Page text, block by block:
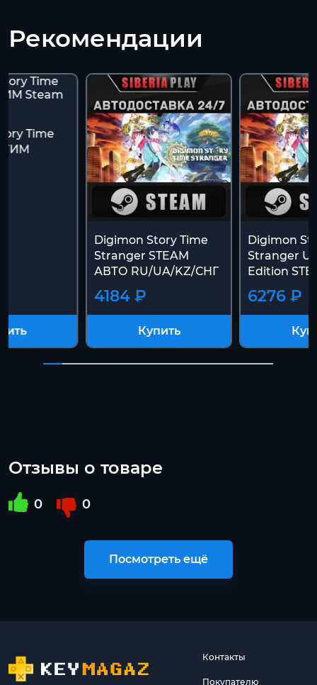
Рекомендации
Time
Digimon Story Time
Stranger STEAM
АВТО RU/UA/KZ/СНГ
4184 ₽
Купить
Digimon
Stranger
Edition
6276 ₽
Отзывы о товаре
0 0
Посмотреть ещё
Контакты
Покупателю